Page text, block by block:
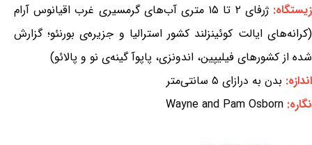
زیستگاه:
ژرفای ۲ تا ۱۵ متری آب‌های گرمسیری غرب اقیانوس آرام
(کرانه‌های ایالت کوئینزلند کشور استرالیا و جزیره‌ی بورنئو؛ گزارش
شده از کشورهای فیلیپین، اندونزی، پاپوآ گینه‌ی نو و پالائو)
اندازه: بدن به درازای ۵ سانتی‌متر
نگاره: Wayne and Pam Osborn